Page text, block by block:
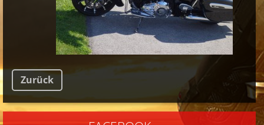
Zurück